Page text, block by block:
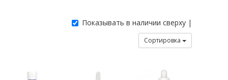
Показывать в наличии сверху |
Сортировка